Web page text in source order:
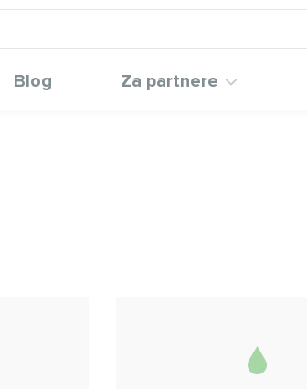
Blog Za partnere